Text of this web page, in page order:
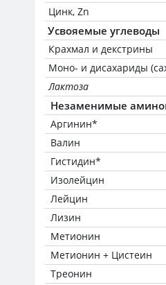
Цинк, Zn
Усвояемые углеводы
Крахмал и декстрины
Моно- и дисахариды
Лактоза
Незаменимые
Аргинин*
Валин
Гистидин*
Изолейцин
Лейцин
Лизин
Метионин
Метионин + Цистеин
Треонин